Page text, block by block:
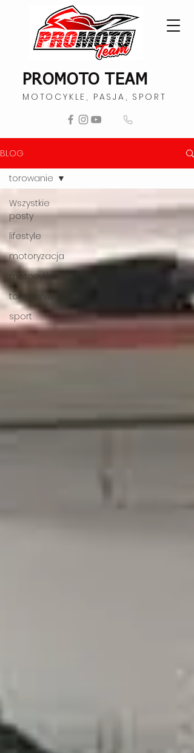
PROMOTO TEAM
MOTOCYKLE, PASJA, SPORT
BLOG
Wszystkie
posty
lifestyle
motoryzacja
motocykle
torowanie
sport
torowanie